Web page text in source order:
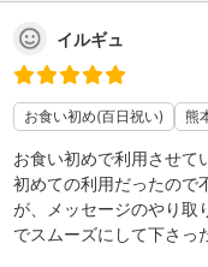
イルギュ
お食い初め(百日祝い) 熊
お食い初めで利用させて
初めての利用だったので
が、メッセージのやり取
でスムーズにして下さっ